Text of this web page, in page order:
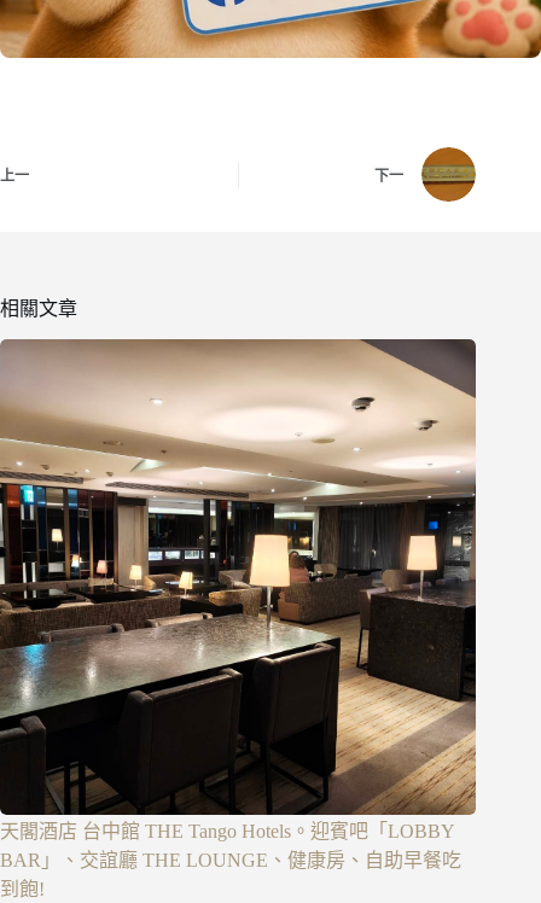
上一 下一
相關文章
天閣酒店 台中館 THE Tango Hotels。迎賓吧「LOBBY
BAR」、交誼廳 THE LOUNGE、健康房、自助早餐吃
到飽!